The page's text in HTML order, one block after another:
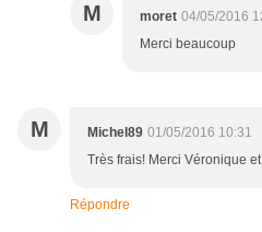
M moret 04/05/2016
Merci beaucoup
M Michel89 01/05/2016 10:31
Très frais! Merci Véronique
Répondre